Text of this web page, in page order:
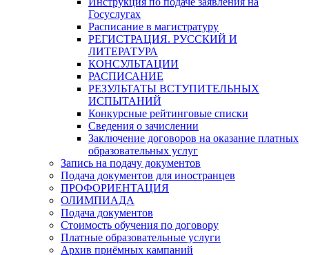
Госуслугах
Расписание в магистратуру
РЕГИСТРАЦИЯ. РУССКИЙ И
ЛИТЕРАТУРА
КОНСУЛЬТАЦИИ
РАСПИСАНИЕ
РЕЗУЛЬТАТЫ ВСТУПИТЕЛЬНЫХ
ИСПЫТАНИЙ
Конкурсные рейтинговые списки
Сведения о зачислении
Заключение договоров на оказание платных
образовательных услуг
Запись на подачу документов
Подача документов для иностранцев
ПРОФОРИЕНТАЦИЯ
ОЛИМПИАДА
Подача документов
Стоимость обучения по договору
Платные образовательные услуги
Архив приёмных кампаний